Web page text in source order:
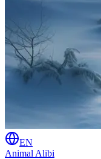
EN
Animal Alibi